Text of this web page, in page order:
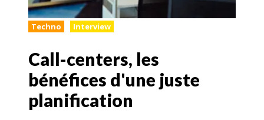
Techno Interview
Call-centers, les
bénéfices d'une juste
planification